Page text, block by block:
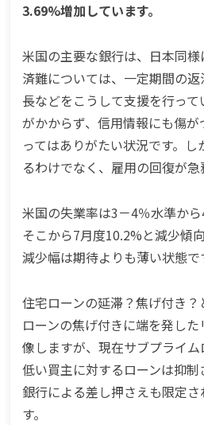
3.69%増加しています。
米国の主要な銀行は、日本同
済難については、一定期間の
長などをこうして支援を行っ
がかからず、信用情報にも傷
ってはありがたい状況です。
るわけでなく、雇用の回復が急
米国の失業率は3－4％水準から
そこから7月度10.2%と減少傾
減少幅は期待よりも薄い状態で
住宅ローンの延滞？焦げ付き
ローンの焦げ付きに端を発し
像しますが、現在サブプライ
低い買主に対するローンは抑制
銀行による差し押さえも限定
す。